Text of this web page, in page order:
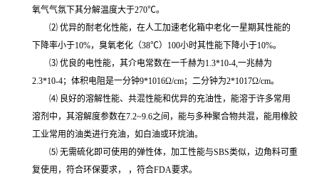
氧气气氛下其分解温度大于270℃。
⑵ 优异的耐老化性能，在人工加速老化箱中老化一星期其性能的
下降率小于10%，臭氧老化（38℃）100小时其性能下降小于10%。
⑶ 优良的电性能，其介电常数在一千赫为1.3*10-4,一兆赫为
2.3*10-4；体积电阻是一分钟9*1016Ω/cm；二分钟为2*1017Ω/cm。
⑷ 良好的溶解性能、共混性能和优异的充油性，能溶于许多常用
溶剂中，其溶解度参数在7.2~9.6之间，能与多种聚合物共混，能用橡胶
工业常用的油类进行充油，如白油或环烷油。
⑸ 无需硫化即可使用的弹性体，加工性能与SBS类似，边角料可重
复使用，符合环保要求， ，符合FDA要求。